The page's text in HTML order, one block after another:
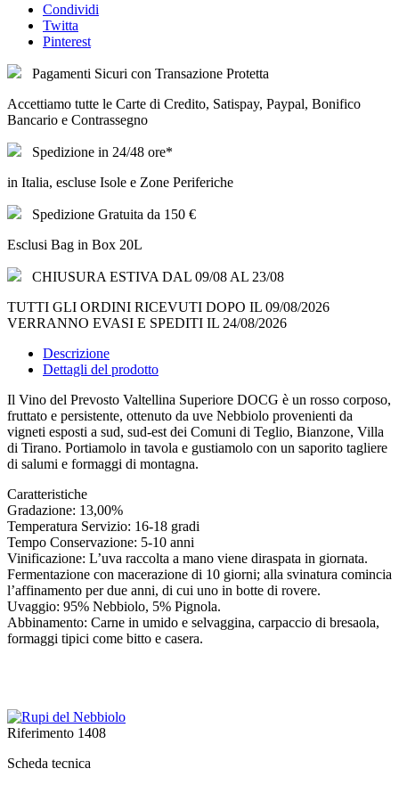
Condividi
Twitta
Pinterest
Pagamenti Sicuri con Transazione Protetta
Accettiamo tutte le Carte di Credito, Satispay, Paypal, Bonifico
Bancario e Contrassegno
Spedizione in 24/48 ore*
in Italia, escluse Isole e Zone Periferiche
Spedizione Gratuita da 150 €
Esclusi Bag in Box 20L
CHIUSURA ESTIVA DAL 09/08 AL 23/08
TUTTI GLI ORDINI RICEVUTI DOPO IL 09/08/2026
VERRANNO EVASI E SPEDITI IL 24/08/2026
Descrizione
Dettagli del prodotto
Il Vino del Prevosto Valtellina Superiore DOCG è un rosso corposo,
fruttato e persistente, ottenuto da uve Nebbiolo provenienti da
vigneti esposti a sud, sud-est dei Comuni di Teglio, Bianzone, Villa
di Tirano. Portiamolo in tavola e gustiamolo con un saporito tagliere
di salumi e formaggi di montagna.
Caratteristiche
Gradazione: 13,00%
Temperatura Servizio: 16-18 gradi
Tempo Conservazione: 5-10 anni
Vinificazione: L’uva raccolta a mano viene diraspata in giornata.
Fermentazione con macerazione di 10 giorni; alla svinatura comincia
l’affinamento per due anni, di cui uno in botte di rovere.
Uvaggio: 95% Nebbiolo, 5% Pignola.
Abbinamento: Carne in umido e selvaggina, carpaccio di bresaola,
formaggi tipici come bitto e casera.
Riferimento 1408
Scheda tecnica